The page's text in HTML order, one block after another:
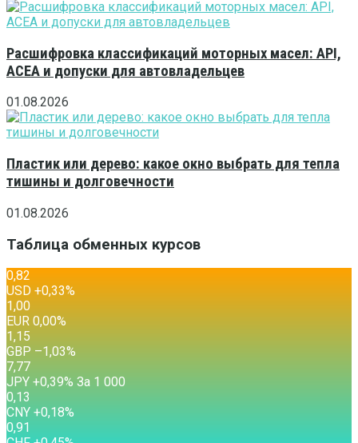
Расшифровка классификаций моторных масел: API,
ACEA и допуски для автовладельцев
01.08.2026
Пластик или дерево: какое окно выбрать для тепла
тишины и долговечности
01.08.2026
Таблица обменных курсов
0,82
USD +0,33%
1,00
EUR 0,00%
1,15
GBP –1,03%
7,77
JPY +0,39% За 1 000
0,13
CNY +0,18%
0,91